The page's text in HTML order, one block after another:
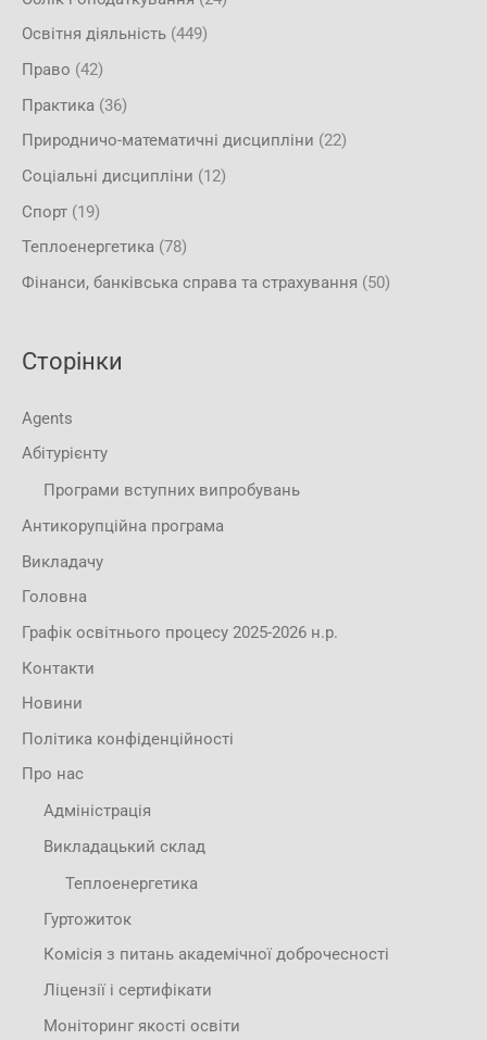
Освітня діяльність (449)
Право (42)
Практика (36)
Природничо-математичні дисципліни (22)
Соціальні дисципліни (12)
Спорт (19)
Теплоенергетика (78)
Фінанси, банківська справа та страхування (50)
Сторінки
Agents
Абітурієнту
Програми вступних випробувань
Антикорупційна програма
Викладачу
Головна
Графік освітнього процесу 2025-2026 н.р.
Контакти
Новини
Політика конфіденційності
Про нас
Адміністрація
Викладацький склад
Теплоенергетика
Гуртожиток
Комісія з питань академічної доброчесності
Ліцензії і сертифікати
Моніторинг якості освіти